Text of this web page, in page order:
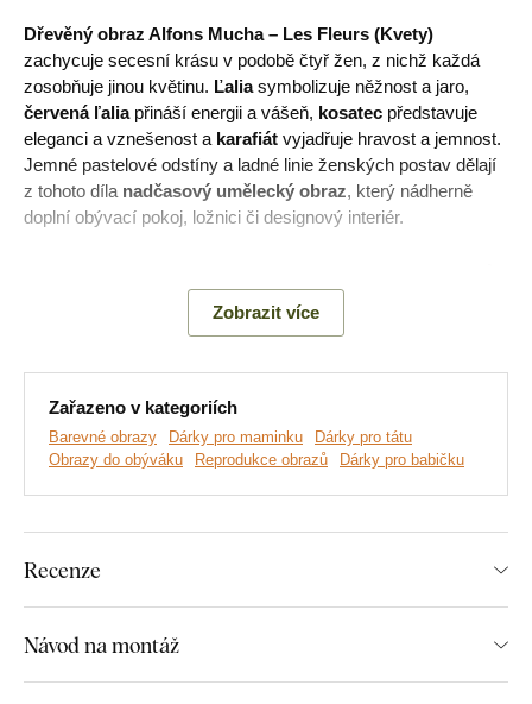
Dřevěný obraz Alfons Mucha – Les Fleurs (Kvety)
zachycuje secesní krásu v podobě čtyř žen, z nichž každá
zosobňuje jinou květinu. Ľaliasymbolizuje něžnost a jaro,
červená ľaliapřináší energii a vášeň, kosatec představuje
eleganci a vznešenost a karafiát vyjadřuje hravost a jemnost.
Jemné pastelové odstíny a ladné linie ženských postav dělají
z tohoto díla nadčasový umělecký obraz, který nádherně
doplní obývací pokoj, ložnici či designový interiér.
Spojuje v sobě krásu přírody a ženskosti a stalo se ikonou
Zobrazit více
Zařazeno v kategoriích
Barevné obrazy Dárky pro maminku
Dárky pro tátu
Obrazy do obýváku
Reprodukce obrazů Dárky pro babičku
Recenze
Návod na montáž